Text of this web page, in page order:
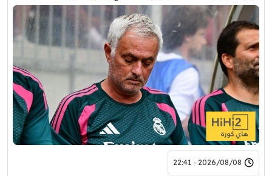
2026/08/08 - 22:41